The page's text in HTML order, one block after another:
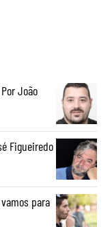
João
Figueiredo
para